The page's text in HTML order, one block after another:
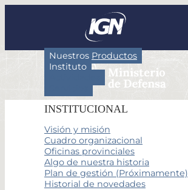
Nuestros Productos
Instituto
INSTITUCIONAL
Visión y misión
Cuadro organizacional
Oficinas provinciales
Algo de nuestra historia
Plan de gestión (Próximamente)
Historial de novedades